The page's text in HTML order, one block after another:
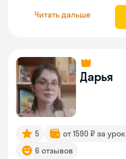
Читать дальше
Дарья
5 от 1590 ₽ за урок
6 отзывов